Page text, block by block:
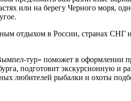
или на берегу Черного моря,
отдыхом в России, странах СНГ
тур» поможет в оформлении
подготовит экскурсионную и
любителей рыбалки и охоты